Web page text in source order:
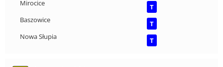
Mirocice
T
Baszowice
T
Nowa Słupia
T